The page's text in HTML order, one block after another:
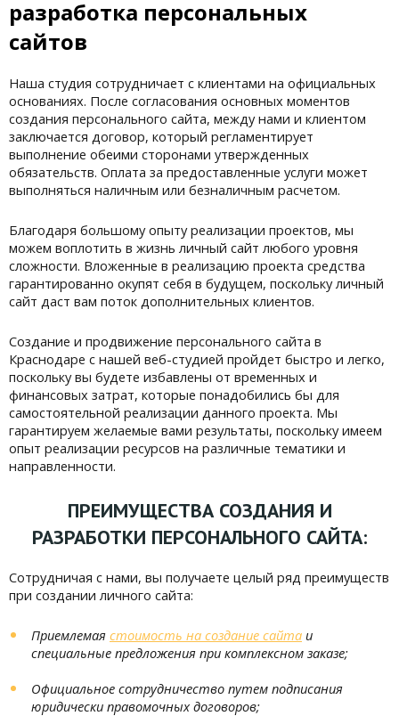
разработка персональных
сайтов
Наша студия сотрудничает с клиентами на официальных
основаниях. После согласования основных моментов
создания персонального сайта, между нами и клиентом
заключается договор, который регламентирует
выполнение обеими сторонами утвержденных
обязательств. Оплата за предоставленные услуги может
выполняться наличным или безналичным расчетом.
Благодаря большому опыту реализации проектов, мы
можем воплотить в жизнь личный сайт любого уровня
сложности. Вложенные в реализацию проекта средства
гарантированно окупят себя в будущем, поскольку личный
сайт даст вам поток дополнительных клиентов.
Создание и продвижение персонального сайта в
Краснодаре с нашей веб-студией пройдет быстро и легко,
поскольку вы будете избавлены от временных и
финансовых затрат, которые понадобились бы для
самостоятельной реализации данного проекта. Мы
гарантируем желаемые вами результаты, поскольку имеем
опыт реализации ресурсов на различные тематики и
направленности.
ПРЕИМУЩЕСТВА СОЗДАНИЯ И
РАЗРАБОТКИ ПЕРСОНАЛЬНОГО САЙТА:
Сотрудничая с нами, вы получаете целый ряд преимуществ
при создании личного сайта:
Приемлемая стоимость на создание сайта и
специальные предложения при комплексном заказе;
Официальное сотрудничество путем подписания
юридически правомочных договоров;